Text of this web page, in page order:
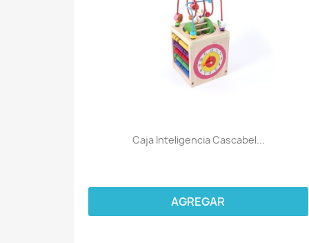
Caja Inteligencia Cascabel...
AGREGAR